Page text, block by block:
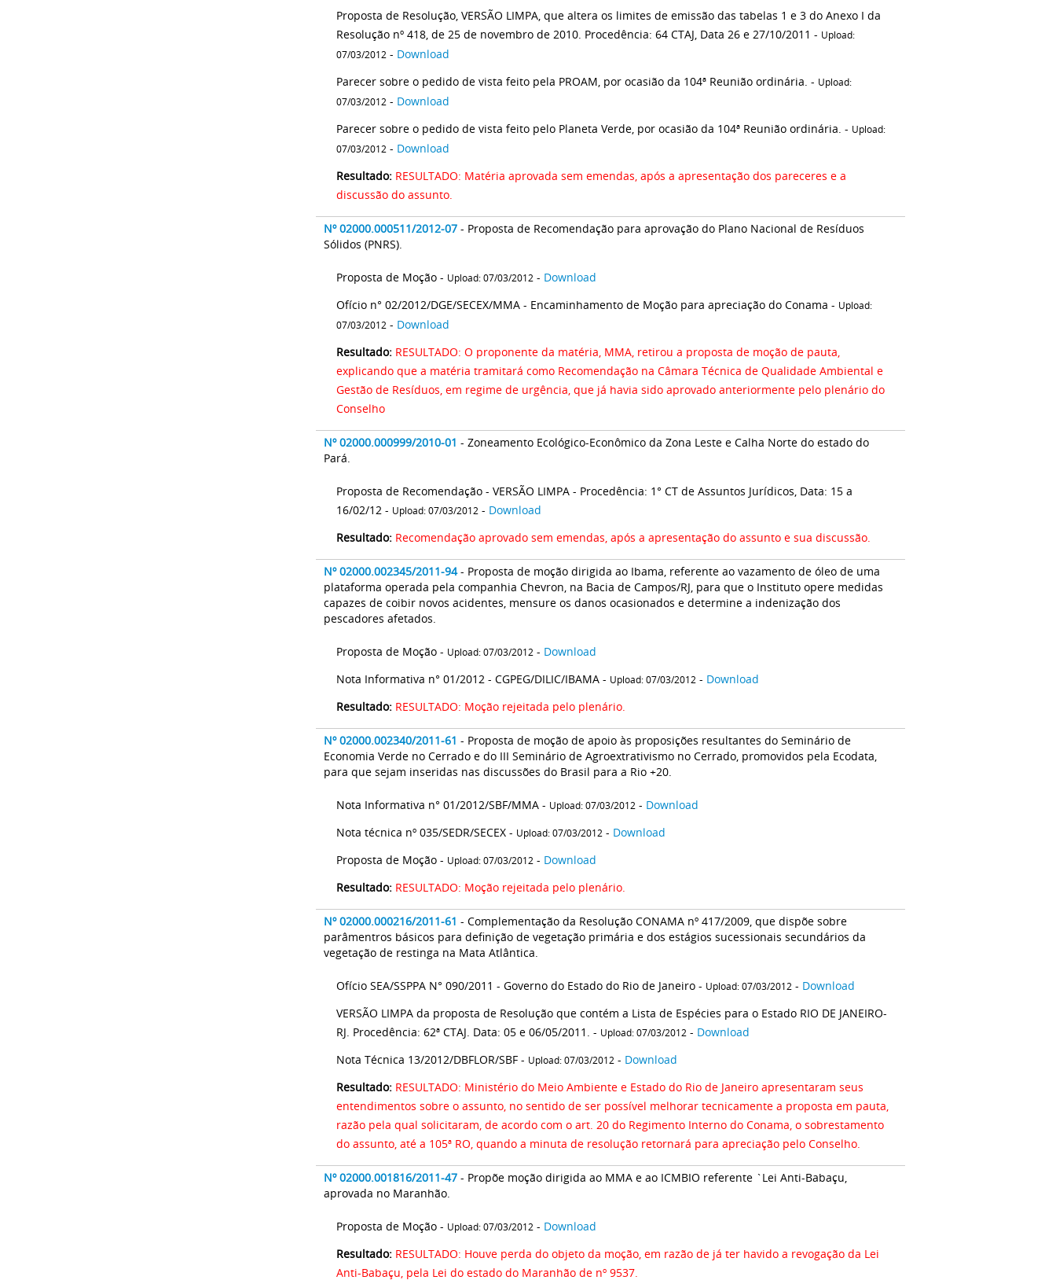
Proposta de Resolução, VERSÃO LIMPA, que altera os limites de emissão das tabelas 1 e 3 do Anexo I da
Resolução nº 418, de 25 de novembro de 2010. Procedência: 64 CTAJ, Data 26 e 27/10/2011 - Upload:
07/03/2012 - Download
Parecer sobre o pedido de vista feito pela PROAM, por ocasião da 104ª Reunião ordinária. - Upload:
07/03/2012 - Download
Parecer sobre o pedido de vista feito pelo Planeta Verde, por ocasião da 104ª Reunião ordinária. - Upload:
07/03/2012 - Download
Resultado: RESULTADO: Matéria aprovada sem emendas, após a apresentação dos pareceres e a
discussão do assunto.
Nº 02000.000511/2012-07 - Proposta de Recomendação para aprovação do Plano Nacional de Resíduos
Sólidos (PNRS).
Proposta de Moção - Upload: 07/03/2012 - Download
Ofício n° 02/2012/DGE/SECEX/MMA - Encaminhamento de Moção para apreciação do Conama - Upload:
07/03/2012 - Download
Resultado: RESULTADO: O proponente da matéria, MMA, retirou a proposta de moção de pauta,
explicando que a matéria tramitará como Recomendação na Câmara Técnica de Qualidade Ambiental e
Gestão de Resíduos, em regime de urgência, que já havia sido aprovado anteriormente pelo plenário do
Conselho
Nº 02000.000999/2010-01 - Zoneamento Ecológico-Econômico da Zona Leste e Calha Norte do estado do
Pará.
Proposta de Recomendação - VERSÃO LIMPA - Procedência: 1° CT de Assuntos Jurídicos, Data: 15 a
16/02/12 - Upload: 07/03/2012 - Download
Resultado: Recomendação aprovado sem emendas, após a apresentação do assunto e sua discussão.
Nº 02000.002345/2011-94 - Proposta de moção dirigida ao Ibama, referente ao vazamento de óleo de uma
plataforma operada pela companhia Chevron, na Bacia de Campos/RJ, para que o Instituto opere medidas
capazes de coibir novos acidentes, mensure os danos ocasionados e determine a indenização dos
pescadores afetados.
Proposta de Moção - Upload: 07/03/2012 - Download
Nota Informativa n° 01/2012 - CGPEG/DILIC/IBAMA - Upload: 07/03/2012 - Download
Resultado: RESULTADO: Moção rejeitada pelo plenário.
Nº 02000.002340/2011-61 - Proposta de moção de apoio às proposições resultantes do Seminário de
Economia Verde no Cerrado e do III Seminário de Agroextrativismo no Cerrado, promovidos pela Ecodata,
para que sejam inseridas nas discussões do Brasil para a Rio +20.
Nota Informativa n° 01/2012/SBF/MMA - Upload: 07/03/2012 - Download
Nota técnica nº 035/SEDR/SECEX - Upload: 07/03/2012 - Download
Proposta de Moção - Upload: 07/03/2012 - Download
Resultado: RESULTADO: Moção rejeitada pelo plenário.
Nº 02000.000216/2011-61 - Complementação da Resolução CONAMA nº 417/2009, que dispõe sobre
parâmentros básicos para definição de vegetação primária e dos estágios sucessionais secundários da
vegetação de restinga na Mata Atlântica.
Ofício SEA/SSPPA N° 090/2011 - Governo do Estado do Rio de Janeiro - Upload: 07/03/2012 - Download
VERSÃO LIMPA da proposta de Resolução que contém a Lista de Espécies para o Estado RIO DE JANEIRO-
RJ. Procedência: 62ª CTAJ. Data: 05 e 06/05/2011. - Upload: 07/03/2012 - Download
Nota Técnica 13/2012/DBFLOR/SBF - Upload: 07/03/2012 - Download
Resultado: RESULTADO: Ministério do Meio Ambiente e Estado do Rio de Janeiro apresentaram seus
entendimentos sobre o assunto, no sentido de ser possível melhorar tecnicamente a proposta em pauta,
razão pela qual solicitaram, de acordo com o art. 20 do Regimento Interno do Conama, o sobrestamento
do assunto, até a 105ª RO, quando a minuta de resolução retornará para apreciação pelo Conselho.
Nº 02000.001816/2011-47 - Propõe moção dirigida ao MMA e ao ICMBIO referente `Lei Anti-Babaçu,
aprovada no Maranhão.
Proposta de Moção - Upload: 07/03/2012 - Download
Resultado: RESULTADO: Houve perda do objeto da moção, em razão de já ter havido a revogação da Lei
Anti-Babaçu, pela Lei do estado do Maranhão de nº 9537.